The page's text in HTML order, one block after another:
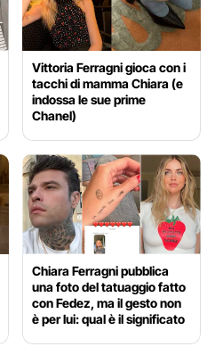
Vittoria Ferragni gioca con i
tacchi di mamma Chiara (e
indossa le sue prime
Chanel)
Chiara Ferragni pubblica
una foto del tatuaggio fatto
con Fedez, ma il gesto non
è per lui: qual è il significato